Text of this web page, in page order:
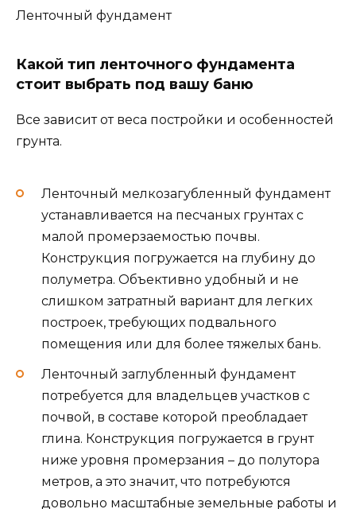
Ленточный фундамент
Какой тип ленточного фундамента
стоит выбрать под вашу баню
Все зависит от веса постройки и особенностей
грунта.
Ленточный мелкозагубленный фундамент
устанавливается на песчаных грунтах с
малой промерзаемостью почвы.
Конструкция погружается на глубину до
полуметра. Объективно удобный и не
слишком затратный вариант для легких
построек, требующих подвального
помещения или для более тяжелых бань.
Ленточный заглубленный фундамент
потребуется для владельцев участков с
почвой, в составе которой преобладает
глина. Конструкция погружается в грунт
ниже уровня промерзания – до полутора
метров, а это значит, что потребуются
довольно масштабные земельные работы и